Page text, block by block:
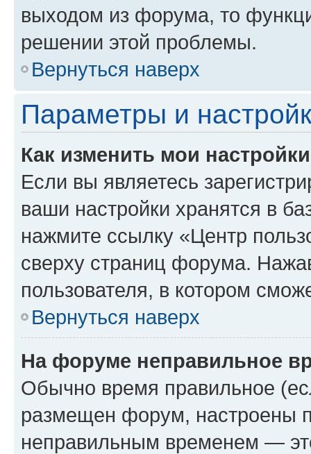
выходом из форума, то
решении этой проблемы.
Вернуться наверх
Параметры и
Как изменить мои
Если вы являетесь
ваши настройки хранятся в
нажмите ссылку «Центр
сверху страниц форума.
пользователя, в котором
Вернуться наверх
На форуме неправильное
Обычно время правильное
размещен форум, настроены
неправильным временем —